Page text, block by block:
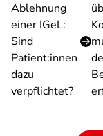
Ablehnung
einer IGeL:
Sind
Patient:innen
dazu
verpflichtet?